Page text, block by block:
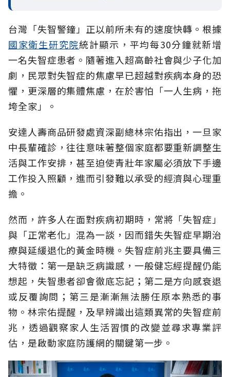
台灣「失智警鐘」正以前所未有的速度快轉。根據
國家衛生研究院統計顯示，平均每30分鐘就新增
一名失智症患者。隨著進入超高齡社會與少子化加
劇，民眾對失智症的焦慮早已超越對疾病本身的恐
懼，更深層的集體焦慮，在於害怕「一人生病，拖
垮全家」。
安達人壽商品研發處資深副總林宗佑指出，一旦家
中長輩確診，往往意味著整個家庭都要重新調整生
活與工作安排，甚至迫使青壯年家屬必須放下手邊
工作投入照顧，進而引發難以承受的經濟與心理重
擔。
然而，許多人在面對疾病初期時，常將「失智症」
與「正常老化」混為一談，因而錯失失智症早期治
療與延緩退化的黃金時機。失智症前兆主要具備三
大特徵：第一是缺乏病識感，一般健忘經提醒仍能
想起，失智患者卻會徹底忘記；第二是方向感衰退
或反覆詢問；第三是漸漸無法勝任原本熟悉的事
物。林宗佑提醒，及早辨識出這類異常的失智症前
兆，透過觀察家人生活習慣的改變並尋求專業評
估，是啟動家庭防護網的關鍵第一步。